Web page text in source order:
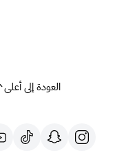
العودة إلى أعلى